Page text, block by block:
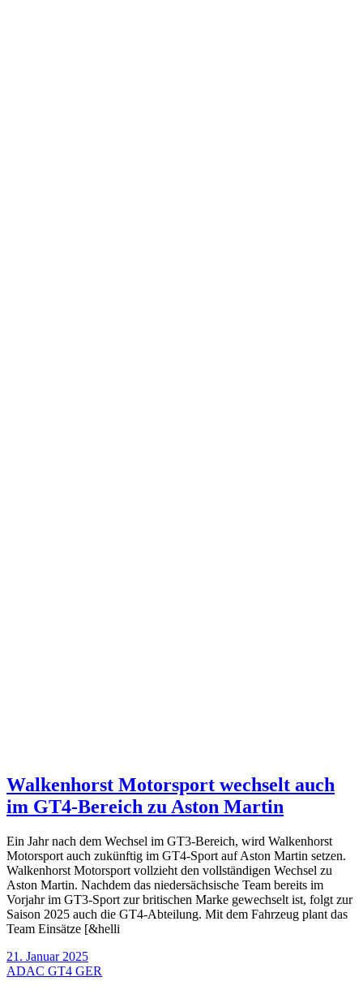
Walkenhorst Motorsport wechselt auch
im GT4-Bereich zu Aston Martin
Ein Jahr nach dem Wechsel im GT3-Bereich, wird Walkenhorst
Motorsport auch zukünftig im GT4-Sport auf Aston Martin setzen.
Walkenhorst Motorsport vollzieht den vollständigen Wechsel zu
Aston Martin. Nachdem das niedersächsische Team bereits im
Vorjahr im GT3-Sport zur britischen Marke gewechselt ist, folgt zur
Saison 2025 auch die GT4-Abteilung. Mit dem Fahrzeug plant das
Team Einsätze [&helli
21. Januar 2025
ADAC GT4 GER